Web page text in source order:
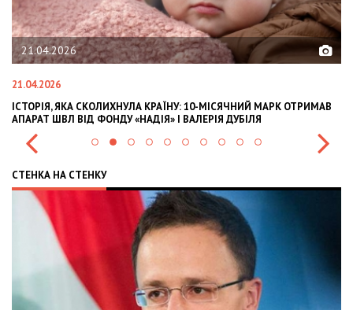
21.04.2026
21.04.2026
ІСТОРІЯ, ЯКА СКОЛИХНУЛА КРАЇНУ: 10-МІСЯЧНИЙ МАРК ОТРИМАВ
АПАРАТ ШВЛ ВІД ФОНДУ «НАДІЯ» І ВАЛЕРІЯ ДУБІЛЯ
СТЕНКА НА СТЕНКУ